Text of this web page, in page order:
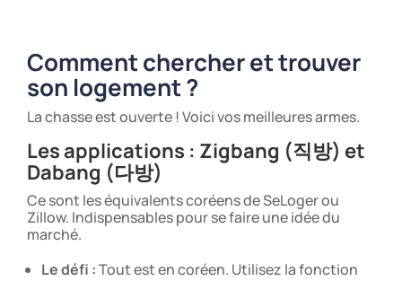
Comment chercher et trouver
son logement ?
La chasse est ouverte ! Voici vos meilleures armes.
Les applications : Zigbang (직방) et
Dabang (다방)
Ce sont les équivalents coréens de SeLoger ou
Zillow. Indispensables pour se faire une idée du
marché.
Le défi :Tout est en coréen. Utilisez la fonction